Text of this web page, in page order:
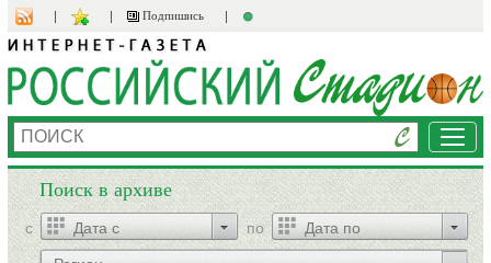
Подпишись
Поиск в архиве
c по